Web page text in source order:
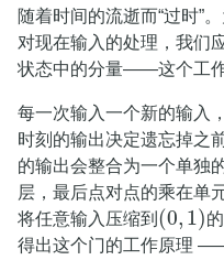
随着时间的流逝而“过时”
对现在输入的处理，我们
状态中的分量——这个工作
每一次输入一个新的输入
时刻的输出决定遗忘掉
的输出会整合为一个单独
层，最后点对点的乘在单
将任意输入压缩到 (0, 1)
(0,1 )
得出这个门的工作原理